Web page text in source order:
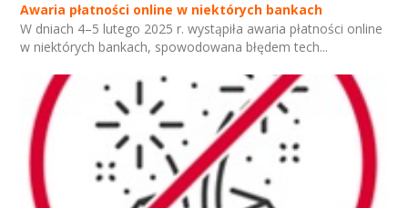
Awaria płatności online w niektórych bankach
W dniach 4–5 lutego 2025 r. wystąpiła awaria płatności online
w niektórych bankach, spowodowana błędem tech...